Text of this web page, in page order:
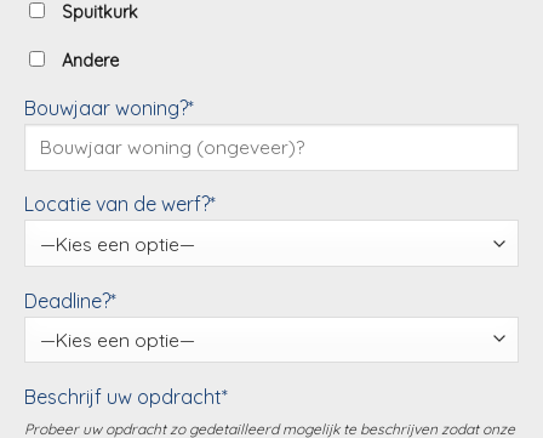
Spuitkurk
Andere
Bouwjaar woning?*
Locatie van de werf?*
Deadline?*
Beschrijf uw opdracht*
Probeer uw opdracht zo gedetailleerd mogelijk te beschrijven zodat onze